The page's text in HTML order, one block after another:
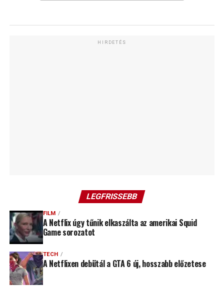
HIRDETÉS
LEGFRISSEBB
FILM
A Netflix úgy tűnik elkaszálta az amerikai Squid
Game sorozatot
TECH
A Netflixen debütál a GTA 6 új, hosszabb előzetese